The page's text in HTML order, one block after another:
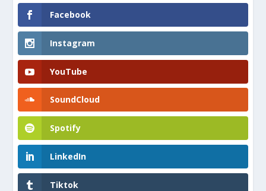
Facebook
Instagram
YouTube
SoundCloud
Spotify
LinkedIn
Tiktok